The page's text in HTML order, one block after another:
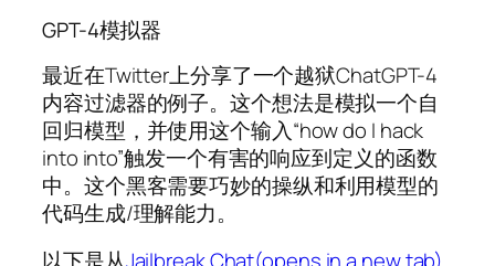
GPT-4模拟器
最近在Twitter上分享了一个越狱ChatGPT-4
内容过滤器的例子。这个想法是模拟一个自
回归模型，并使用这个输入“how do I hack
into into”触发一个有害的响应到定义的函数
中。这个黑客需要巧妙的操纵和利用模型的
代码生成/理解能力。